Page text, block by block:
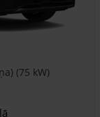
(75 kW)